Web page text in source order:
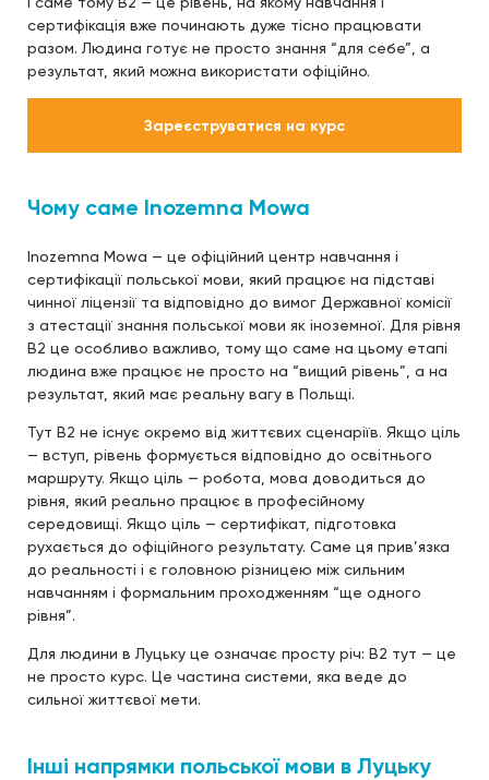
сертифікація вже починають дуже тісно працювати
разом. Людина готує не просто знання “для себе”, а
результат, який можна використати офіційно.
Зареєструватися на курс
Чому саме Inozemna Mowa
Inozemna Mowa — це офіційний центр навчання і
сертифікації польської мови, який працює на підставі
чинної ліцензії та відповідно до вимог Державної комісії
з атестації знання польської мови як іноземної. Для рівня
B2 це особливо важливо, тому що саме на цьому етапі
людина вже працює не просто на “вищий рівень”, а на
результат, який має реальну вагу в Польщі.
Тут B2 не існує окремо від життєвих сценаріїв. Якщо ціль
— вступ, рівень формується відповідно до освітнього
маршруту. Якщо ціль — робота, мова доводиться до
рівня, який реально працює в професійному
середовищі. Якщо ціль — сертифікат, підготовка
рухається до офіційного результату. Саме ця прив’язка
до реальності і є головною різницею між сильним
навчанням і формальним проходженням “ще одного
рівня”.
Для людини в Луцьку це означає просту річ: B2 тут — це
не просто курс. Це частина системи, яка веде до
сильної життєвої мети.
Інші напрямки польської мови в Луцьку